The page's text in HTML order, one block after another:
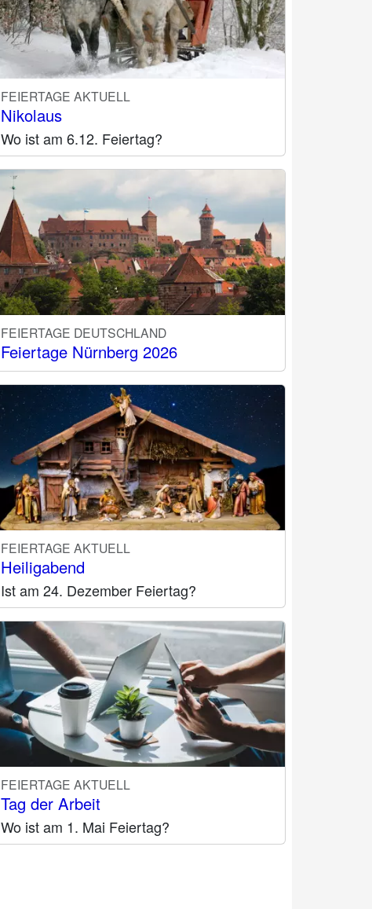
FEIERTAGE AKTUELL
Nikolaus
Wo ist am 6.12. Feiertag?
FEIERTAGE DEUTSCHLAND
Feiertage Nürnberg 2026
FEIERTAGE AKTUELL
Heiligabend
Ist am 24. Dezember Feiertag?
FEIERTAGE AKTUELL
Tag der Arbeit
Wo ist am 1. Mai Feiertag?